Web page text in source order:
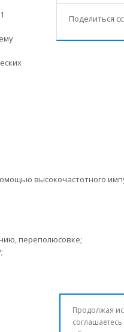
Поделиться
высокочастотного
переполюсовке;
Продолжая